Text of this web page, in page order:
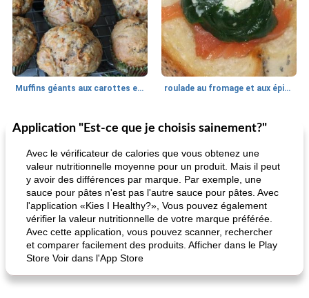
Muffins géants aux carottes et à la banane de Nif roulade au fromage et aux épinards
30min
Marques de confiance: recettes et
astuces
fiesta tostadas
Viande et volaille
Application "Est-ce que je choisis sainement?"
Avec le vérificateur de calories que vous obtenez une
valeur nutritionnelle moyenne pour un produit. Mais il peut
y avoir des différences par marque. Par exemple, une
sauce pour pâtes n'est pas l'autre sauce pour pâtes. Avec
l'application «Kies I Healthy?», Vous pouvez également
vérifier la valeur nutritionnelle de votre marque préférée.
Avec cette application, vous pouvez scanner, rechercher
et comparer facilement des produits. Afficher dans le Play
Store Voir dans l'App Store